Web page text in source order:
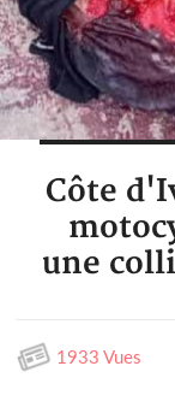
Côte
une
1933 Vues